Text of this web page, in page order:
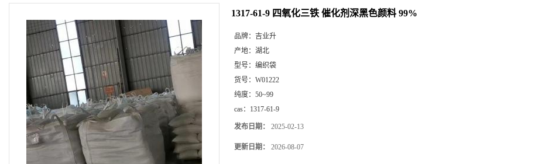
1317-61-9 四氧化三铁 催化剂深黑色颜料 99%
品牌： 吉业升
产地： 湖北
型号： 编织袋
货号： W01222
纯度： 50~99
cas： 1317-61-9
发布日期： 2025-02-13
更新日期： 2026-08-07